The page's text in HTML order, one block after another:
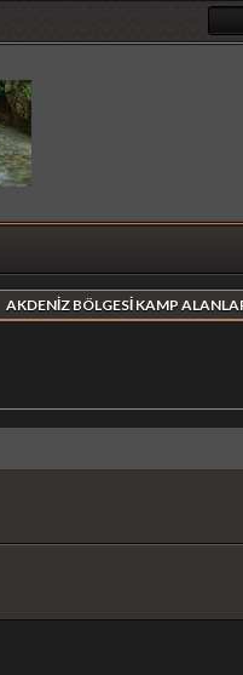
AKDENİZ BÖLGESİ KAMP